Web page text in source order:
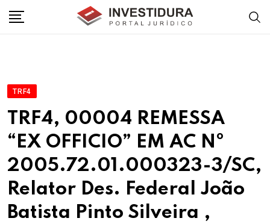
TRF4
TRF4, 00004 REMESSA
“EX OFFICIO” EM AC Nº
2005.72.01.000323-3/SC,
Relator Des. Federal João
Batista Pinto Silveira ,